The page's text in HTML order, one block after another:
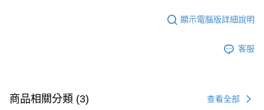
顯示電腦版詳細說明
客服
商品相關分類 (3) 查看全部